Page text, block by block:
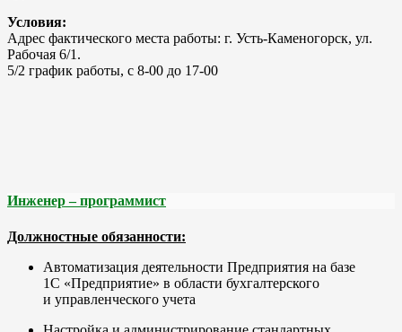
Условия:
Адрес фактического места работы: г. Усть-Каменогорск, ул.
Рабочая 6/1.
5/2 график работы, с 8-00 до 17-00
Инженер – программист
Должностные обязанности:
Автоматизация деятельности Предприятия на базе
1С «Предприятие» в области бухгалтерского
и управленческого учета